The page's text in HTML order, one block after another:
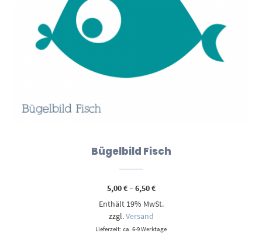
Bügelbild Fisch
5,00€–6,50€Preisspanne:
bis
Enthält 19% MwSt.
zzgl.Versand
Lieferzeit: ca. 6-9 Werktage